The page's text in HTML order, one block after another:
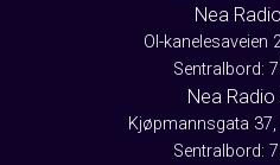
Nea
Ol-kanelesaveien
Sentralbord:
Nea Radio
Kjøpmannsgata 37,
Sentralbord: